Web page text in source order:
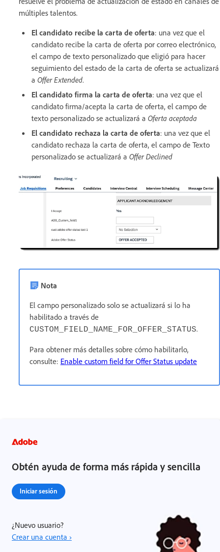
múltiples talentos.
El candidato recibe la carta de oferta: una vez que el
candidato recibe la carta de oferta por correo electrónico,
el campo de texto personalizado que eligió para hacer
seguimiento del estado de la carta de oferta se actualizará
a Offer Extended.
El candidato firma la carta de oferta: una vez que el
candidato firma/acepta la carta de oferta, el campo de
texto personalizado se actualizará a Oferta aceptada
El candidato rechaza la carta de oferta: una vez que el
candidato rechaza la carta de oferta, el campo de Texto
personalizado se actualizará a Offer Declined
Nota
El campo personalizado solo se actualizará si lo ha
habilitado a través de
CUSTOM_FIELD_NAME_FOR_OFFER_STATUS.
Para obtener más detalles sobre cómo habilitarlo,
consulte: Enable custom field for Offer Status update
Obtén ayuda de forma más rápida y sencilla
Iniciar sesión
¿Nuevo usuario?
Crear una cuenta ›